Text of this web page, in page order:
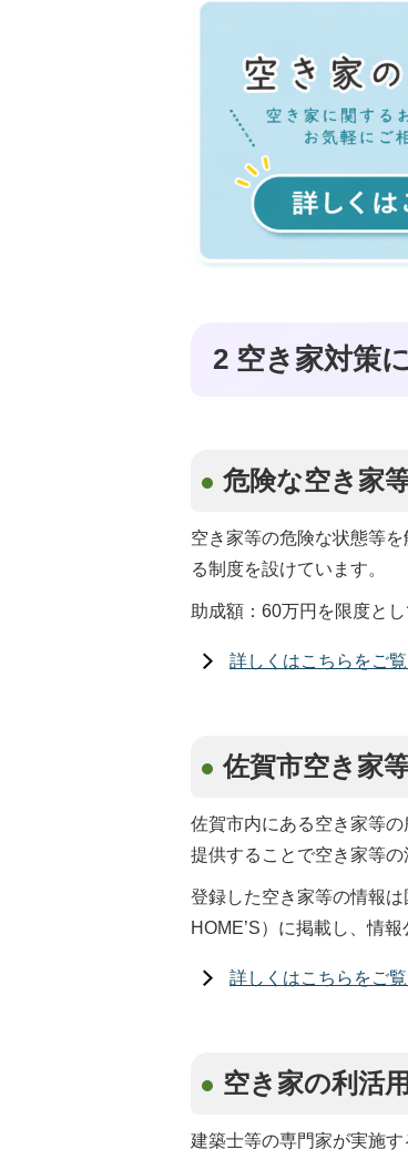
2 空き家対策
危険な空き家
空き家等の危険な状態等
る制度を設けています。
助成額：60万円を限度と
詳しくはこちらをご
佐賀市空き家
佐賀市内にある空き家等
提供することで空き家等の
登録した空き家等の情報
HOME’S）に掲載し、情報
詳しくはこちらをご
空き家の利活
建築士等の専門家が実施